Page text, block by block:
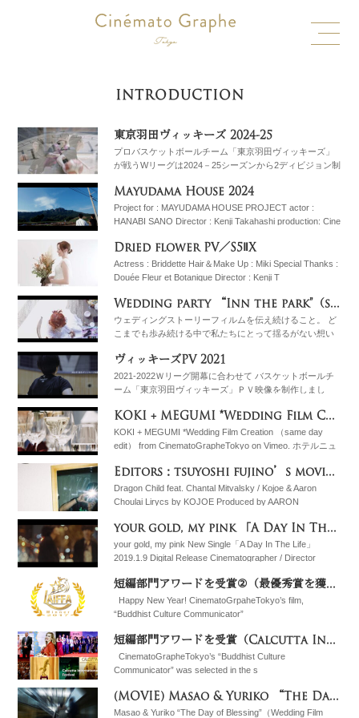
INTRODUCTION
東京羽田ヴィッキーズ 2024-25
プロバスケットボールチーム「東京羽田ヴィッキーズ」
が戦うWリーグは2024－25シーズンから2ディビジョン制
す。リーグ優勝へカウントダウンを込めてプロモ
Mayudama House 2024
Project for : MAYUDAMA HOUSE PROJECT actor :
HANABI SANO Director : Kenji Takahashi production: Cine
Dried flower PV／S5ⅡX
Actress : Briddette Hair＆Make Up : Miki Special Thanks :
Douée Fleur et Botanique Director : Kenji T
Wedding party “Inn the park”（same day edit）
ウェディングストーリーフィルムを伝え続けること。 ど
こまでも歩み続ける中で私たちにとって揺るがない想い
たお二人のsame day editを是非ご覧
ヴィッキーズPV 2021
2021-2022Ｗリーグ開幕に合わせて バスケットボールチ
ーム「東京羽田ヴィッキーズ」ＰＶ映像を制作しまし
ズンの意気込みを映像にまとめました。 新
KOKI + MEGUMI *Wedding Film Creation （same day edit）
KOKI + MEGUMI *Wedding Film Creation （same day
edit） from CinematoGrapheTokyo on Vimeo. ホテルニュ
Editors：tsuyoshi fujino’s movie（Dragon Child）
Dragon Child feat. Chantal Mitvalsky / Kojoe & Aaron
Choulai Lirycs by KOJOE Produced by AARON
your gold, my pink 「A Day In The Life」公開
your gold, my pink New Single「A Day In The Life」
2019.1.9 Digital Release Cinematographer / Director
短編部門アワードを受賞②（最優秀賞を獲得ｰLAIFFA）
Happy New Year! CinematoGrpaheTokyo’s film,
“Buddhist Culture Communicator”
短編部門アワードを受賞（Calcutta International Cult Film Festival (CICFF)）
CinematoGrapheTokyo’s “Buddhist Culture
Communicator” was selected in the s
(MOVIE) Masao & Yuriko “The Day of Blessing”
Masao & Yuriko “The Day of Blessing”（Wedding Film